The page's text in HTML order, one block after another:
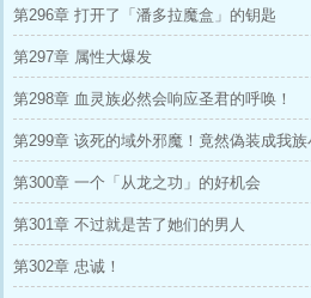
第296章 打开了「潘多拉魔盒」的钥匙
第297章 属性大爆发
第298章 血灵族必然会响应圣君的呼唤！
第299章 该死的域外邪魔！竟然偽装成我族
第300章 一个「从龙之功」的好机会
第301章 不过就是苦了她们的男人
第302章 忠诚！